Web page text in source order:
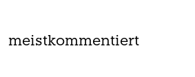
meistkommentiert